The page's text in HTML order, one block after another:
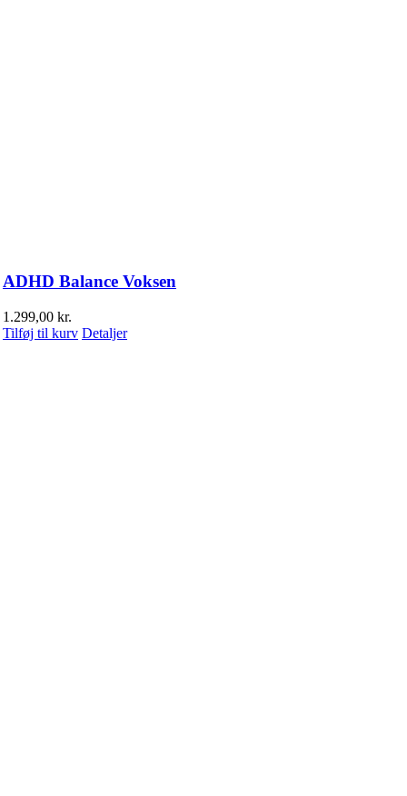
ADHD Balance Voksen
1.299,00 kr.
Tilføj til kurv Detaljer